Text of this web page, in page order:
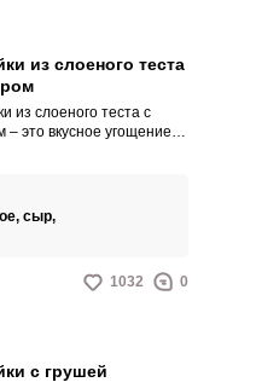
из слоеного теста
из слоеного теста с
– это вкусное угощение,
простым и быстрым
процессом.
сыр,
1032 0
с грушей